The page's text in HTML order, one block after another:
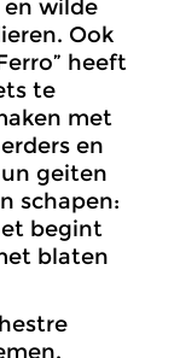
wilde
Ook
heeft
te
met
en
geiten
schapen:
begint
blaten